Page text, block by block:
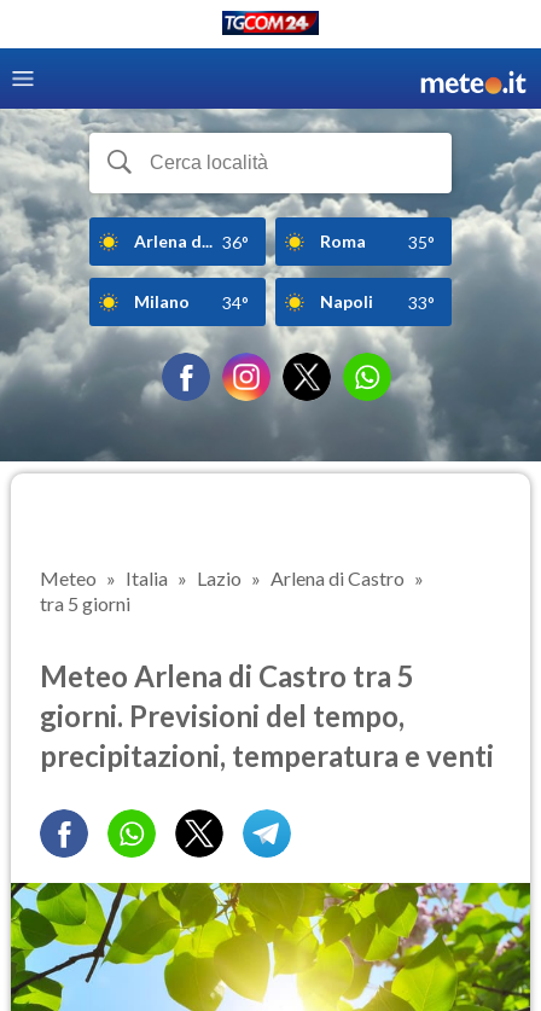
Arlena d... 36° Roma 35°
Milano 34° Napoli 33°
Meteo Italia Lazio
Arlena di Castro
tra 5 giorni
Meteo Arlena di Castro tra 5
giorni. Previsioni del tempo,
precipitazioni, temperatura e venti